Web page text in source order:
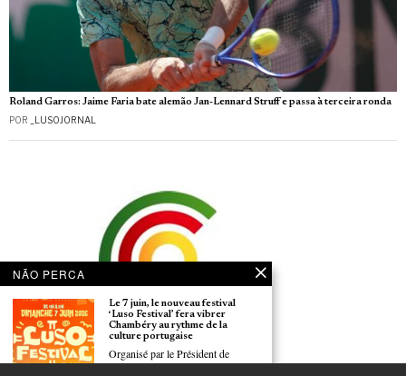
Roland Garros: Jaime Faria bate alemão Jan-Lennard Struff e passa à terceira ronda
POR _LUSOJORNAL
NÃO PERCA
Le 7 juin, le nouveau festival
‘Luso Festival’ fera vibrer
Chambéry au rythme de la
culture portugaise
Organisé par le Président de
l’Arena